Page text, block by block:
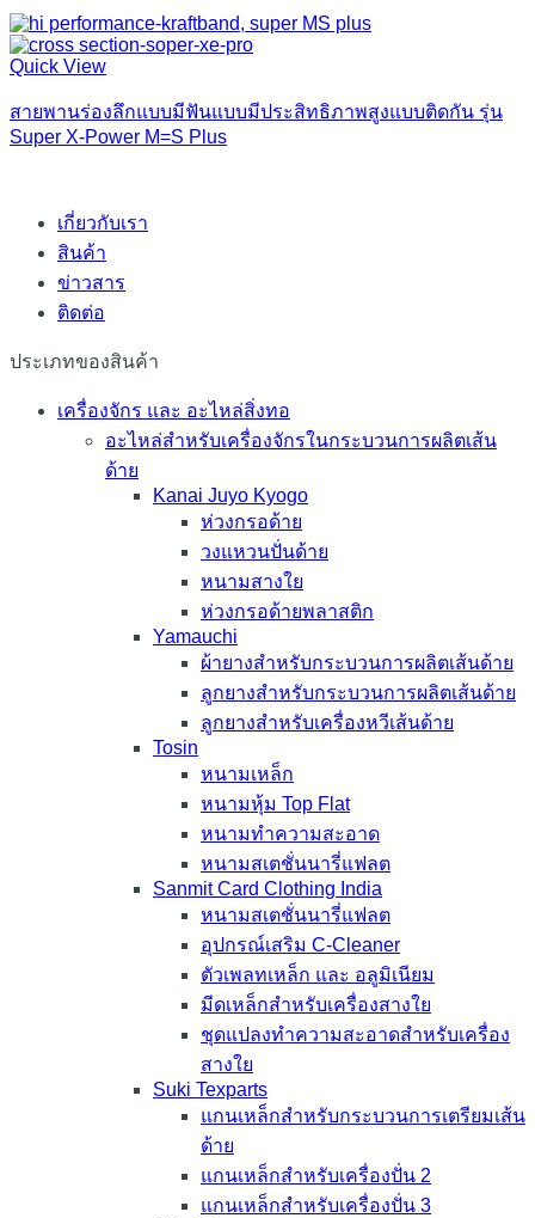
Quick View
สายพานร่องลึกแบบมีฟันแบบมีประสิทธิภาพสูงแบบติดกัน รุ่น
Super X-Power M=S Plus
เกี่ยวกับเรา
สินค้า
ข่าวสาร
ติดต่อ
ประเภทของสินค้า
เครื่องจักร และ อะไหล่สิ่งทอ
อะไหล่สำหรับเครื่องจักรในกระบวนการผลิตเส้น
ด้าย
Kanai Juyo Kyogo
ห่วงกรอด้าย
วงแหวนปั่นด้าย
หนามสางใย
ห่วงกรอด้ายพลาสติก
Yamauchi
ผ้ายางสำหรับกระบวนการผลิตเส้นด้าย
ลูกยางสำหรับกระบวนการผลิตเส้นด้าย
ลูกยางสำหรับเครื่องหวีเส้นด้าย
Tosin
หนามเหล็ก
หนามหุ้ม Top Flat
หนามทำความสะอาด
หนามสเตชั่นนารี่แฟลต
Sanmit Card Clothing India
หนามสเตชั่นนารี่แฟลต
อุปกรณ์เสริม C-Cleaner
ตัวเพลทเหล็ก และ อลูมิเนียม
มีดเหล็กสำหรับเครื่องสางใย
ชุดแปลงทำความสะอาดสำหรับเครื่อง
สางใย
Suki Texparts
แกนเหล็กสำหรับกระบวนการเตรียมเส้น
ด้าย
แกนเหล็กสำหรับเครื่องปั่น 2
แกนเหล็กสำหรับเครื่องปั่น 3